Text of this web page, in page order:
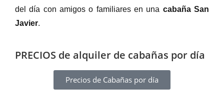
del día con amigos o familiares en una cabaña San
Javier.
PRECIOS de alquiler de cabañas por día
Precios de Cabañas por día